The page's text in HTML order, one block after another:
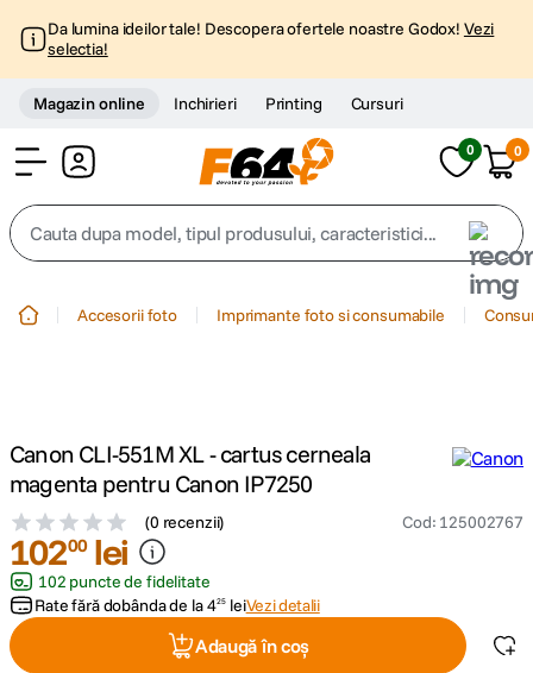
Da lumina ideilor tale! Descopera ofertele noastre Godox! Vezi
selectia!
Magazin online Inchirieri Printing Cursuri
0 0
Cauta dupa model, tipul produsului, caracteristici...
trepied telefon
4. peak design
5. canon sx740 hs
Accesorii foto Imprimante foto si consumabile
Canon CLI-551M XL - cartus cerneala
magenta pentru Canon IP7250
(0 recenzii) Cod: 125002767
10200 lei
102 puncte de fidelitate
Rate fără dobânda de la425 leiVezi detalii
Adaugă în coș